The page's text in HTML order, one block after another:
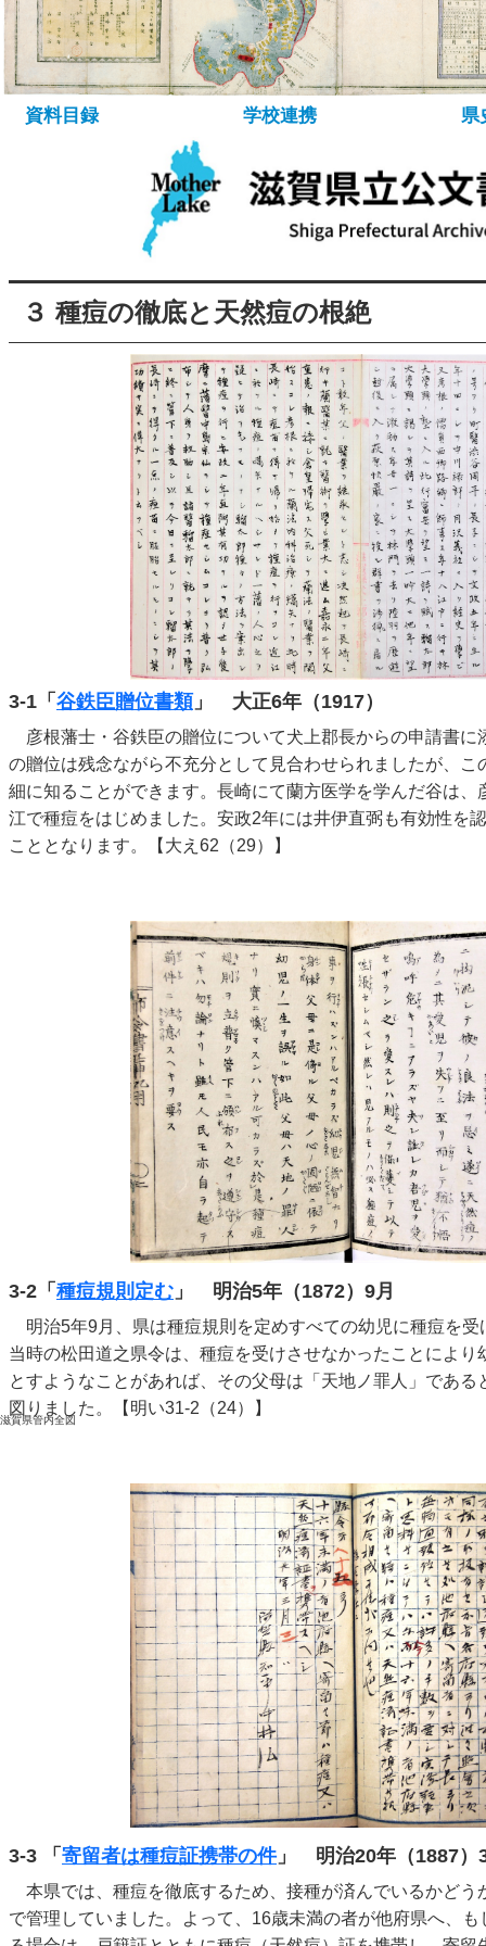
滋賀県管内全図
所蔵資料について 資料の探し方 デ
資料目録 学校連携 県
３ 種痘の徹底と天然痘の根絶
3-1「 谷鉄臣贈位書類」 大正6年（1917）
彦根藩士・谷鉄臣の贈位について犬上郡長からの申請書に
の贈位は残念ながら不充分として見合わせられましたが、こ
細に知ることができます。長崎にて蘭方医学を学んだ谷は、
江で種痘をはじめました。安政2年には井伊直弼も有効性を
こととなります。【大え62（29）】
3-2「 種痘規則定む 」 明治5年（1872）9月
明治5年9月、県は種痘規則を定めすべての幼児に種痘を受
当時の松田道之県令は、種痘を受けさせなかったことにより
とすようなことがあれば、その父母は「天地ノ罪人」である
図りました。【明い31-2（24）】
3-3 「 寄留者は種痘証携帯の件」 明治20年（1887）
本県では、種痘を徹底するため、接種が済んでいるかどう
で管理していました。よって、16歳未満の者が他府県へ、